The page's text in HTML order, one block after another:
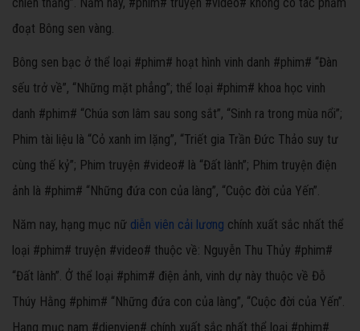
đoạt Bông sen vàng.
Bông sen bạc ở thể loại #phim# hoạt hình vinh danh #phim# “Đàn
sếu trở về”, “Những mặt phẳng”; thể loại #phim# khoa học vinh
danh #phim# “Chúa sơn lâm sau song sắt”, “Sinh ra trong mùa nổi”;
Phim tài liệu là “Cỏ xanh im lặng”, “Triết gia Trần Đức Thảo suy tư
cùng thế kỷ”; Phim truyện #video# là “Đất lành”; Phim truyện điện
ảnh là #phim# “Những đứa con của làng”, “Cuộc đời của Yến”.
Năm nay, hạng mục nữ diễn viên cải lương chính xuất sắc nhất thể
loại #phim# truyện #video# thuộc về: Nguyễn Thu Thủy #phim#
“Đất lành”. Ở thể loại #phim# điện ảnh, vinh dự này thuộc về Đỗ
Thúy Hằng #phim# “Những đứa con của làng”, “Cuộc đời của Yến”.
Hạng mục nam #dienvien# chính xuất sắc nhất thể loại #phim#